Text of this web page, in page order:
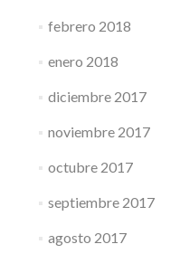
febrero 2018
enero 2018
diciembre 2017
noviembre 2017
octubre 2017
septiembre 2017
agosto 2017